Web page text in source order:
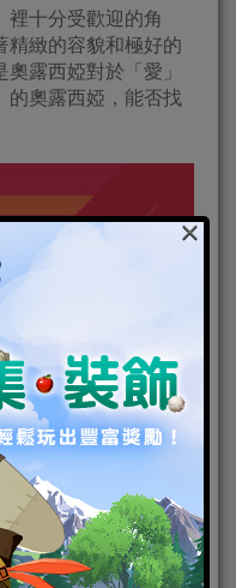
裡十分受歡迎的角
精緻的容貌和極好的
露西婭對於「愛」
的奧露西婭，能否找
×